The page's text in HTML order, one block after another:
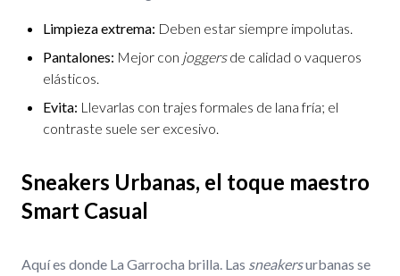
Limpieza extrema: Deben estar siempre impolutas.
Pantalones: Mejor con joggersde calidad o vaqueros
elásticos.
Evita: Llevarlas con trajes formales de lana fría; el
contraste suele ser excesivo.
Sneakers Urbanas, el toque maestro
Smart Casual
Aquí es donde La Garrocha brilla. Las sneakersurbanas se